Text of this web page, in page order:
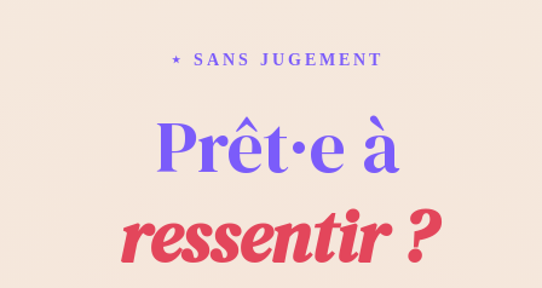
⋆ SANS JUGEMENT
Prêt·e à
ressentir ?